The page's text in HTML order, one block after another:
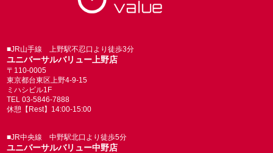
■JR山手線 上野駅不忍口より徒歩3分
ユニバーサルバリュー上野店
〒110-0005
東京都台東区上野4-9-15
ミハシビル1F
TEL 03-5846-7888
休憩【Rest】14:00-15:00
■JR中央線 中野駅北口より徒歩5分
ユニバーサルバリュー中野店